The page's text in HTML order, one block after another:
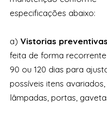
especificações abaixo:
a) Vistorias
feita de forma
90 ou 120 dias para
possíveis itens avariados,
lâmpadas, portas,